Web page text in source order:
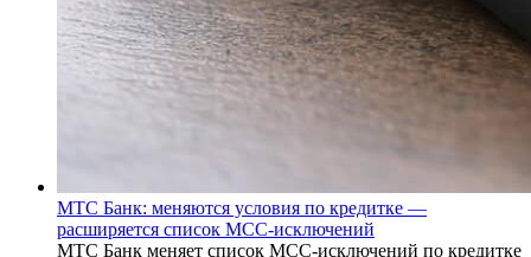
МТС Банк: меняются условия по кредитке —
расширяется список MCC-исключений
МТС Банк меняет список MCC-исключений по кредитке